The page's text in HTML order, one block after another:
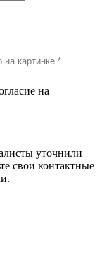
на
уточнили
свои контактные